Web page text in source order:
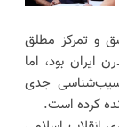
و تمرکز مطلق
ایران بود، اما
آسیب‌شناسی جدی
کرده است.